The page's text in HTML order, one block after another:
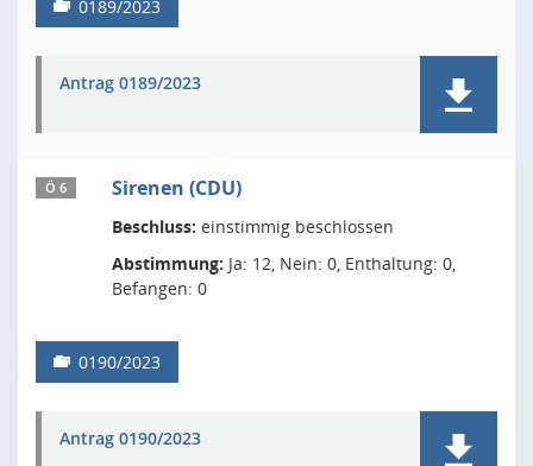
0189/2023
Antrag 0189/2023
Ö 6 Sirenen (CDU)
Beschluss: einstimmig beschlossen
Abstimmung: Ja: 12, Nein: 0, Enthaltung: 0,
Befangen: 0
0190/2023
Antrag 0190/2023